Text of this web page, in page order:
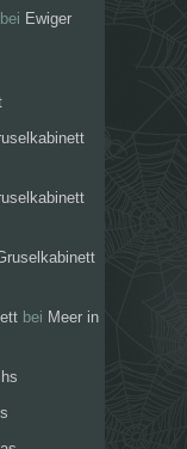
bei Ewiger
bei Meer in